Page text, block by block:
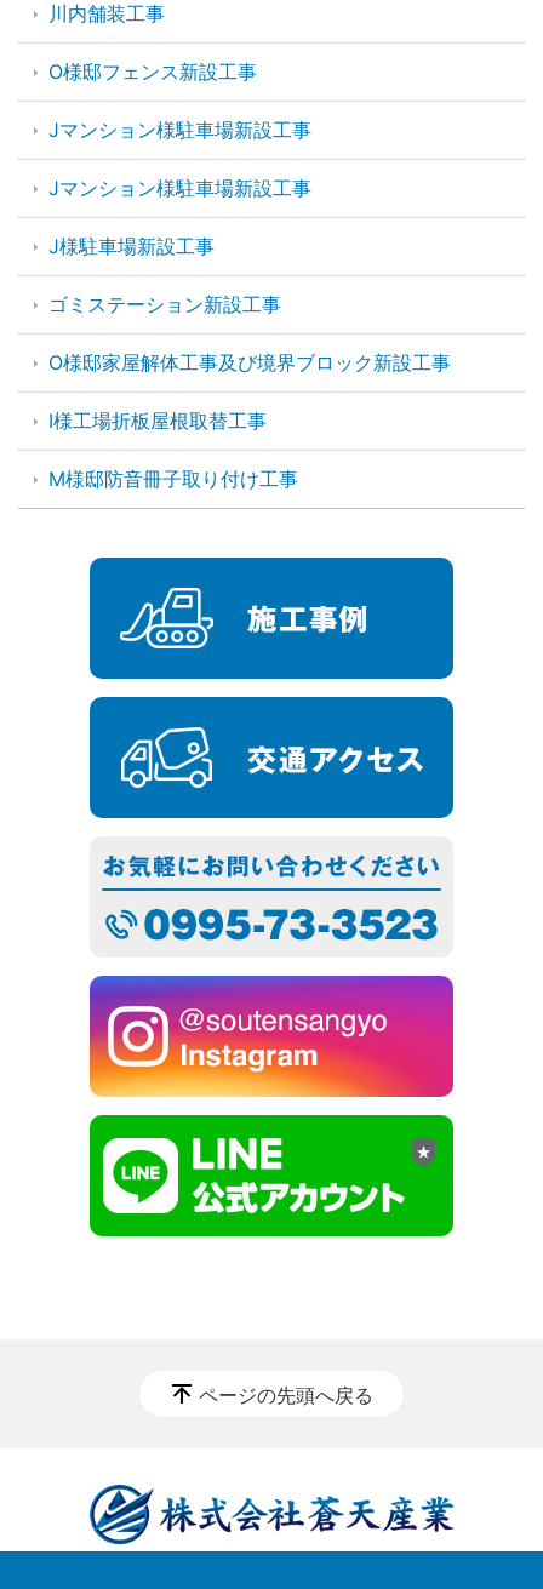
川内舗装工事
O様邸フェンス新設工事
Jマンション様駐車場新設工事
Jマンション様駐車場新設工事
J様駐車場新設工事
ゴミステーション新設工事
O様邸家屋解体工事及び境界ブロック新設工事
I様工場折板屋根取替工事
M様邸防音冊子取り付け工事
ページの先頭へ戻る